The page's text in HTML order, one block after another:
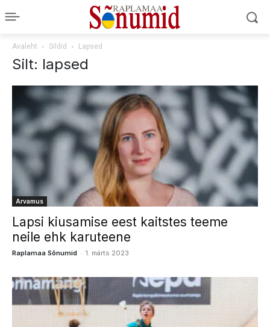
Avaleht Sildid Lapsed
Silt: lapsed
Arvamus
Lapsi kiusamise eest kaitstes teeme
neile ehk karuteene
Raplamaa Sõnumid - 1. märts 2023